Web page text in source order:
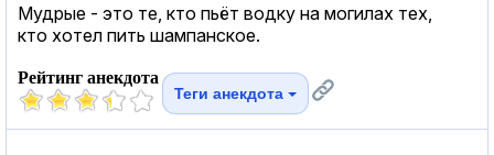
Мудрые - это те, кто пьёт водку на могилах тех,
кто хотел пить шампанское.
Рейтинг анекдота
Теги анекдота